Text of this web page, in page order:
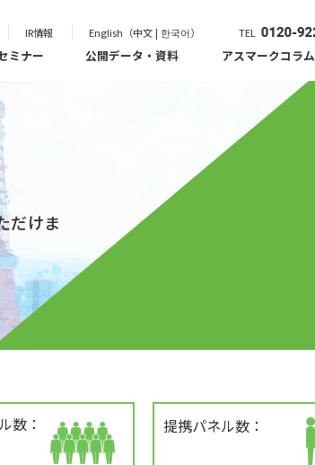
IR情報 English（中文 | 한국어） TEL
ミナー 公開データ・資料 アスマークコラム
だけま
数： 提携パネル数：